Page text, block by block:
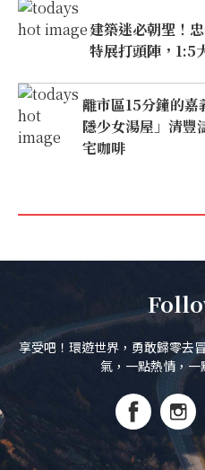
建築迷必朝聖！
特展打頭陣，1:5
離市區15分鐘的嘉
隱少女湯屋」清豐
宅咖啡
享受吧！環遊世界，勇敢歸零去
氣，一點熱情，